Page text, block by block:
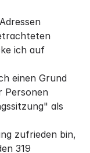
ich auf
einen Grund
Personen
als
zufrieden bin,
319